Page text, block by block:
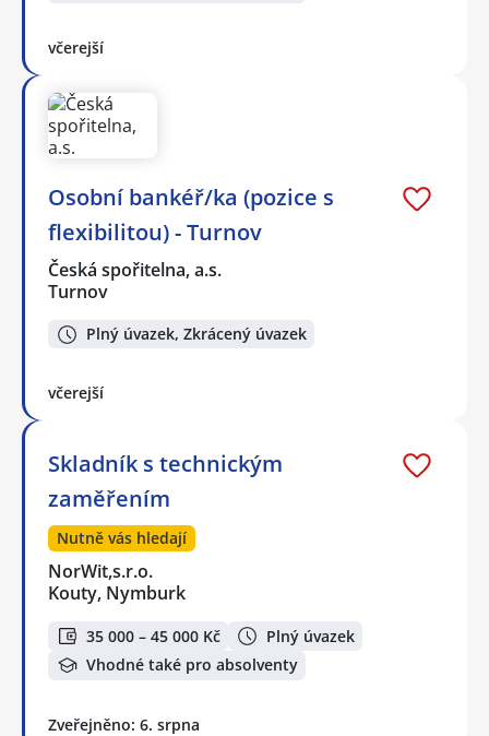
včerejší
Osobní bankéř/ka (pozice s
flexibilitou) - Turnov
Česká spořitelna, a.s.
Turnov
Plný úvazek, Zkrácený úvazek
včerejší
Skladník s technickým
zaměřením
Nutně vás hledají
NorWit,s.r.o.
Kouty, Nymburk
35 000 – 45 000 Kč
Plný úvazek
Vhodné také pro absolventy
Zveřejněno: 6. srpna